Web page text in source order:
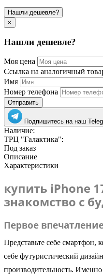
Нашли дешевле?
×
Нашли дешевле?
Моя цена
Ссылка на аналогичный
Имя
Номер телефона
Отправить
Подпишитесь на наш
Наличие:
ТРЦ "Галактика":
Под заказ
Описание
Характеристики
купить iPhone
знакомство с
Первое
Представьте себе смартфон,
себе футуристический
производительность.